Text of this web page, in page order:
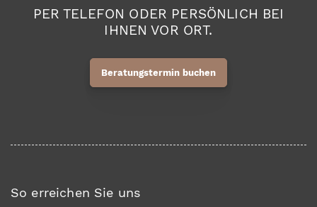
PER TELEFON ODER PERSÖNLICH BEI
IHNEN VOR ORT.
Beratungstermin buchen
So erreichen Sie uns